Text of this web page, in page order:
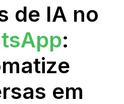
de IA no
:
em